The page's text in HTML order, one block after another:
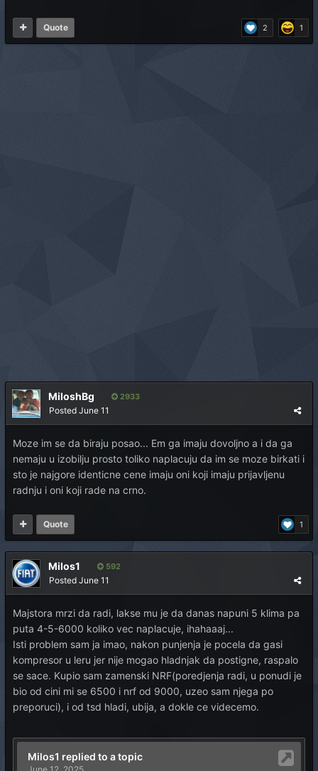
2 1
Quote
MiloshBg 2933
Posted June 11
Moze im se da biraju posao... Em ga imaju dovoljno a i da ga
nemaju u izobilju prosto toliko naplacuju da im se moze birkati i
sto je najgore identicne cene imaju oni koji imaju prijavljenu
radnju i oni koji rade na crno.
1
Quote
Milos1 592
Posted June 11
Majstora mrzi da radi, lakse mu je da danas napuni 5 klima pa
puta 4-5-6000 koliko vec naplacuje, ihahaaaj...
Isti problem sam ja imao, nakon punjenja je pocela da gasi
kompresor u leru jer nije mogao hladnjak da postigne, raspalo
se sace. Kupio sam zamenski NRF(poredjenja radi, u ponudi je
bio od cini mi se 6500 i nrf od 9000, uzeo sam njega po
preporuci), i od tsd hladi, ubija, a dokle ce videcemo.